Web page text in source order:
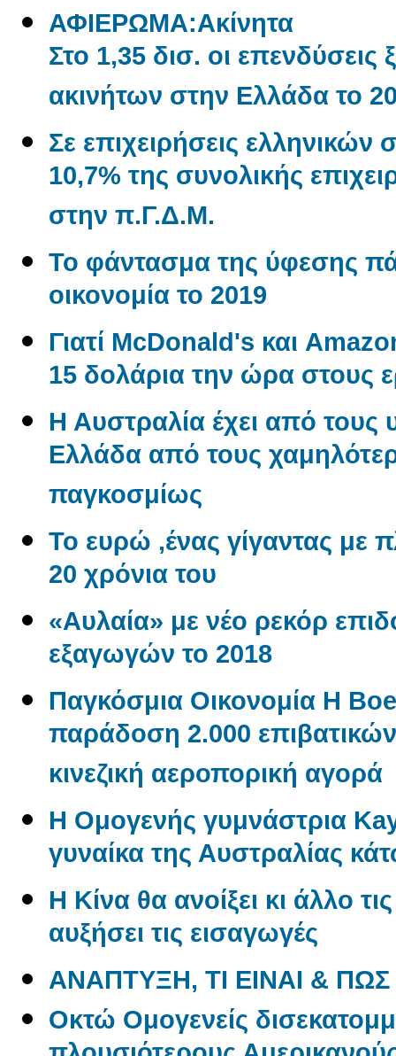
ΑΦΙΕΡΩΜΑ:Aκίνητα
Στο 1,35 δισ. οι
ακινήτων στην Ελλάδα το
Σε επιχειρήσεις
10,7% της συνολικής
στην π.Γ.Δ.Μ.
Το φάντασμα της ύφεσης
οικονομία το 2019
Γιατί McDonald's και
15 δολάρια την ώρα στους
Η Αυστραλία έχει από τους
Ελλάδα από τους
παγκοσμίως
Το ευρώ ,ένας γίγαντας με
20 χρόνια του
«Αυλαία» με νέο ρεκόρ
εξαγωγών το 2018
Παγκόσμια Οικονομία Η
παράδοση 2.000
κινεζική αεροπορική αγορά
Η Ομογενής γυμνάστρια
γυναίκα της Αυστραλίας
Η Κίνα θα ανοίξει κι άλλο
αυξήσει τις εισαγωγές
ΑΝΑΠΤΥΞΗ, ΤΙ ΕΙΝΑΙ &
Oκτώ Ομογενείς